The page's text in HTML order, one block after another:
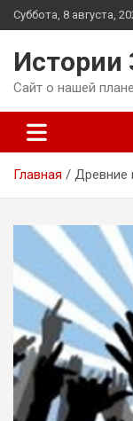
Перейти
к
Суббота, 8 августа,
Истории
Сайт о нашей
Главная Древние